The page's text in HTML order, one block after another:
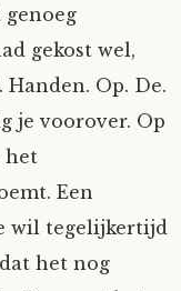
genoeg
gekost wel,
Op. De.
je voorover. Op
het
Een
wil tegelijkertijd
het nog